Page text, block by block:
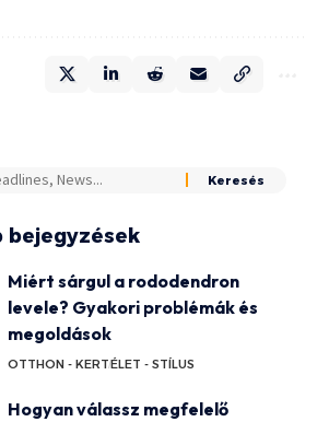
bejegyzések
Miért sárgul a rododendron
levele? Gyakori problémák és
megoldások
OTTHON - KERTÉLET - STÍLUS
Hogyan válassz megfelelő